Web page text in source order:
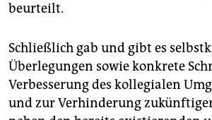
beurteilt.
Schließlich gab und gibt es
Überlegungen sowie konkrete
Verbesserung des kollegialen
und zur Verhinderung